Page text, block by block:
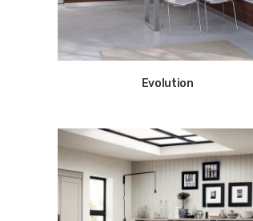
Evolution